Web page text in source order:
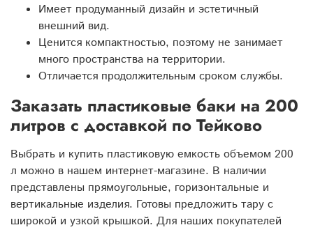
Имеет продуманный дизайн и эстетичный
внешний вид.
Ценится компактностью, поэтому не занимает
много пространства на территории.
Отличается продолжительным сроком службы.
Заказать пластиковые баки на 200
литров с доставкой по Тейково
Выбрать и купить пластиковую емкость объемом 200
л можно в нашем интернет-магазине. В наличии
представлены прямоугольные, горизонтальные и
вертикальные изделия. Готовы предложить тару с
широкой и узкой крышкой. Для наших покупателей